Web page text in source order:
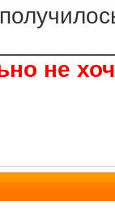
не